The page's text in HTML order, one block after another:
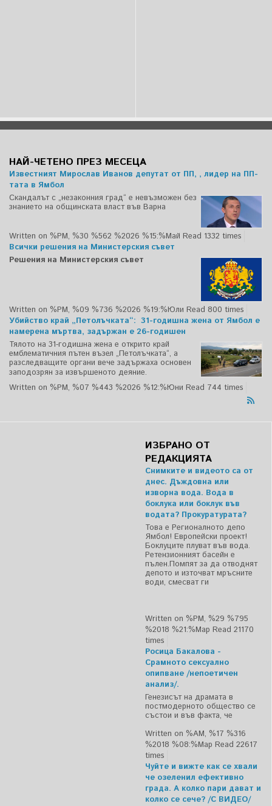
НАЙ-ЧЕТЕНО ПРЕЗ МЕСЕЦА
Известният Мирослав Иванов депутат от ПП, , лидер на ПП-
тата в Ямбол
Скандалът с „незаконния град“ е невъзможен без
знанието на общинската власт във Варна
Written on %PM, %30 %562 %2026 %15:%Май Read 1332 times
Всички решения на Министерския съвет
Решения на Министерския съвет
Written on %PM, %09 %736 %2026 %19:%Юли Read 800 times
Убийство край „Петолъчката“: 31-годишна жена от Ямбол е
намерена мъртва, задържан е 26-годишен
Тялото на 31-годишна жена е открито край
емблематичния пътен възел „Петолъчката“, а
разследващите органи вече задържаха основен
заподозрян за извършеното деяние.
Written on %PM, %07 %443 %2026 %12:%Юни Read 744 times
ИЗБРАНО ОТ
РЕДАКЦИЯТА
Снимките и видеото са от
днес. Дъждовна или
изворна вода. Вода в
боклука или боклук във
водата? Прокуратурата?
Това е Регионалното депо
Ямбол! Европейски проект!
Боклуците плуват във вода.
Ретензионният басейн е
пълен.Помпят за да отводнят
депото и източват мръсните
води, смесват ги
Written on %PM, %29 %795
%2018 %21:%Мар Read 21170
times
Росица Бакалова -
Срамното сексуално
опипване /непоетичен
анализ/.
Генезисът на драмата в
постмодерното общество се
състои и във факта, че
Written on %AM, %17 %316
%2018 %08:%Мар Read 22617
times
Чуйте и вижте как се хвали
че озеленил ефективно
града. А колко пари дават и
колко се сече? /С ВИДЕО/